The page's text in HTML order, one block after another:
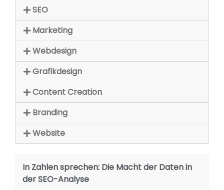
SEO
Marketing
Webdesign
Grafikdesign
Content Creation
Branding
Website
In Zahlen sprechen: Die Macht der Daten in
der SEO-Analyse